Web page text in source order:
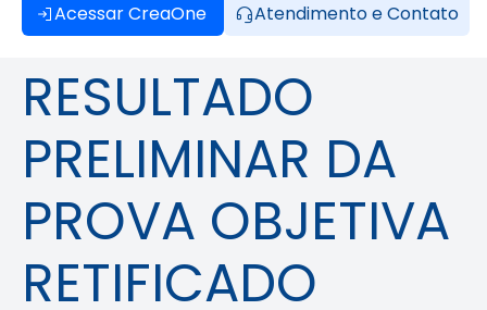
Acessar CreaOne Atendimento e Contato
RESULTADO
PRELIMINAR DA
PROVA OBJETIVA
RETIFICADO